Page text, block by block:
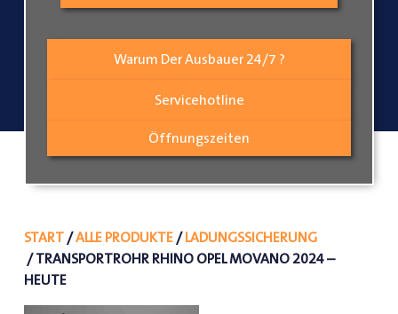
Warum Der Ausbauer 24/7 ?
Servicehotline
Öffnungszeiten
START/ALLE PRODUKTE/LADUNGSSICHERUNG
/ TRANSPORTROHR RHINO OPEL MOVANO 2024 –
HEUTE